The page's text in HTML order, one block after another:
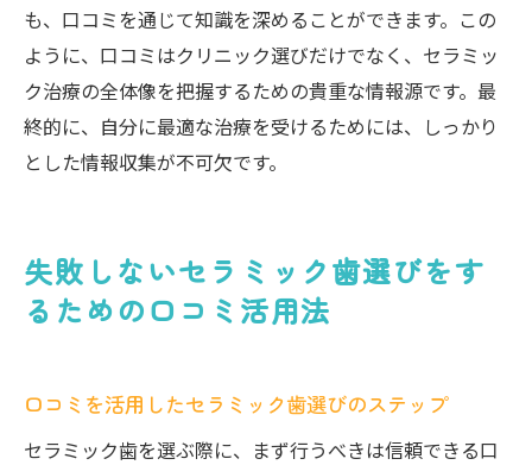
も、口コミを通じて知識を深めることができます。この
ように、口コミはクリニック選びだけでなく、セラミッ
ク治療の全体像を把握するための貴重な情報源です。最
終的に、自分に最適な治療を受けるためには、しっかり
とした情報収集が不可欠です。
失敗しないセラミック歯選びをす
るための口コミ活用法
口コミを活用したセラミック歯選びのステップ
セラミック歯を選ぶ際に、まず行うべきは信頼できる口